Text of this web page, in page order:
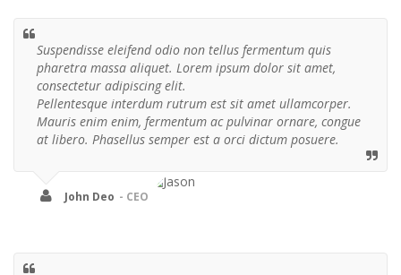
Suspendisse eleifend odio non tellus fermentum quis
pharetra massa aliquet. Lorem ipsum dolor sit amet,
consectetur adipiscing elit.
Pellentesque interdum rutrum est sit amet ullamcorper.
Mauris enim enim, fermentum ac pulvinar ornare, congue
at libero. Phasellus semper est a orci dictum posuere.
John Deo - CEO